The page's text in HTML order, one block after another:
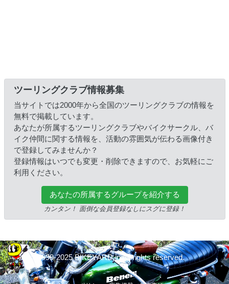
ツーリングクラブ情報募集
当サイトでは2000年から全国のツーリングクラブの情報を
無料で掲載しています。
あなたが所属するツーリングクラブやバイクサークル、バ
イク仲間に関する情報を、活動の雰囲気が伝わる画像付き
で登録してみませんか？
登録情報はいつでも変更・削除できますので、お気軽にご
利用ください。
あなたの所属するグループを紹介する
カンタン！ 面倒な会員登録なしにスグに登録！
© 1999-2025 BIKEYARD.jp All rights reserved.